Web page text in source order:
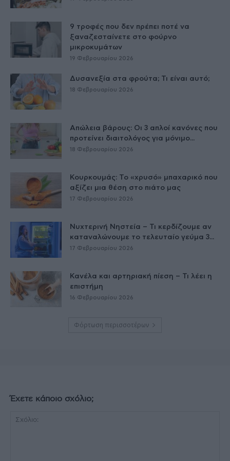
9 τροφές που δεν πρέπει ποτέ να
ξαναζεσταίνετε στο φούρνο
μικροκυμάτων
19 Φεβρουαρίου 2026
Δυσανεξία στα φρούτα; Τι είναι αυτό;
18 Φεβρουαρίου 2026
Απώλεια βάρους: Οι 3 απλοί κανόνες που
προτείνει διαιτολόγος για μόνιμο...
18 Φεβρουαρίου 2026
Κουρκουμάς: Το «χρυσό» μπαχαρικό που
αξίζει μια θέση στο πιάτο μας
17 Φεβρουαρίου 2026
Νυχτερινή Νηστεία – Τι κερδίζουμε αν
καταναλώνουμε το τελευταίο γεύμα 3...
17 Φεβρουαρίου 2026
Κανέλα και αρτηριακή πίεση – Τι λέει η
επιστήμη
16 Φεβρουαρίου 2026
Φόρτωση περισσοτέρων
Έχετε κάποιο σχόλιο;